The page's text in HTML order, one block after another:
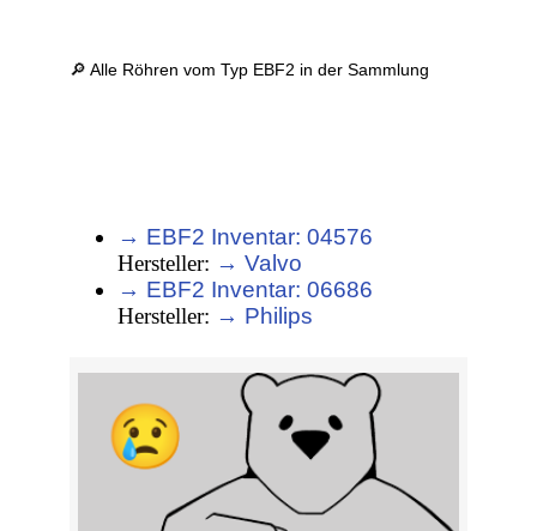
🔎 Alle Röhren vom Typ EBF2 in der Sammlung
→ EBF2 Inventar: 04576
Hersteller: → Valvo
→ EBF2 Inventar: 06686
Hersteller: → Philips